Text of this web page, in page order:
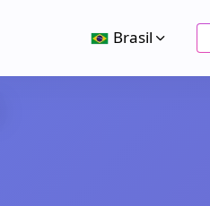
Brasil